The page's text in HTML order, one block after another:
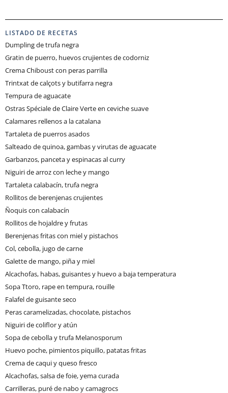
LISTADO DE RECETAS
Dumpling de trufa negra
Gratin de puerro, huevos crujientes de codorniz
Crema Chiboust con peras parrilla
Trintxat de calçots y butifarra negra
Tempura de aguacate
Ostras Spéciale de Claire Verte en ceviche suave
Calamares rellenos a la catalana
Tartaleta de puerros asados
Salteado de quinoa, gambas y virutas de aguacate
Garbanzos, panceta y espinacas al curry
Niguiri de arroz con leche y mango
Tartaleta calabacín, trufa negra
Rollitos de berenjenas crujientes
Ñoquis con calabacín
Rollitos de hojaldre y frutas
Berenjenas fritas con miel y pistachos
Col, cebolla, jugo de carne
Galette de mango, piña y miel
Alcachofas, habas, guisantes y huevo a baja temperatura
Sopa Ttoro, rape en tempura, rouille
Falafel de guisante seco
Peras caramelizadas, chocolate, pistachos
Niguiri de coliflor y atún
Sopa de cebolla y trufa Melanosporum
Huevo poche, pimientos piquillo, patatas fritas
Crema de caqui y queso fresco
Alcachofas, salsa de foie, yema curada
Carrilleras, puré de nabo y camagrocs